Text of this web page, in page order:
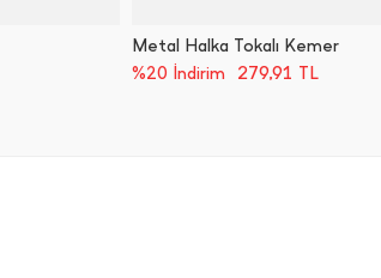
Metal Halka Tokalı Kemer
%20 İndirim
279,91 TL